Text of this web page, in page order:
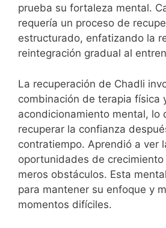
prueba su fortaleza mental.
requería un proceso de
estructurado, enfatizando la
reintegración gradual al
La recuperación de Chadli
combinación de terapia física
acondicionamiento mental, lo
recuperar la confianza
contratiempo. Aprendió a ver
oportunidades de crecimiento
meros obstáculos. Esta
para mantener su enfoque y
momentos difíciles.